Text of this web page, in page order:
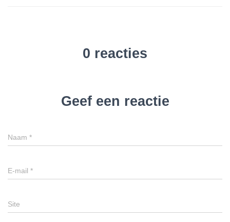
0 reacties
Geef een reactie
Naam *
E-mail *
Site